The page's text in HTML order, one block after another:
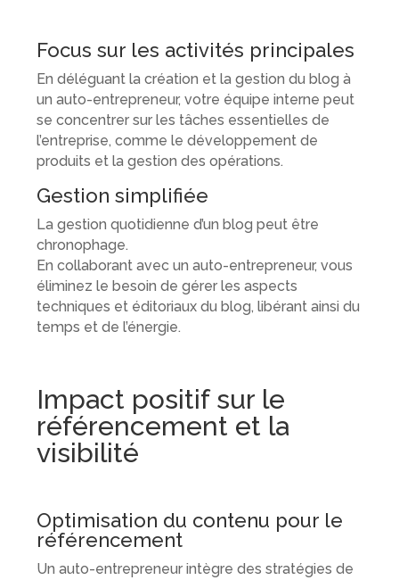
Focus sur les activités principales
En déléguant la création et la gestion du blog à
un auto-entrepreneur, votre équipe interne peut
se concentrer sur les tâches essentielles de
l’entreprise, comme le développement de
produits et la gestion des opérations.
Gestion simplifiée
La gestion quotidienne d’un blog peut être
chronophage.
En collaborant avec un auto-entrepreneur, vous
éliminez le besoin de gérer les aspects
techniques et éditoriaux du blog, libérant ainsi du
temps et de l’énergie.
Impact positif sur le
référencement et la
visibilité
Optimisation du contenu pour le
référencement
Un auto-entrepreneur intègre des stratégies de